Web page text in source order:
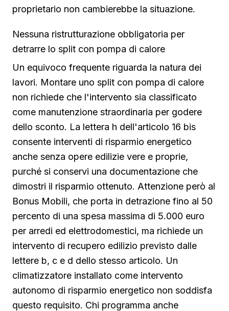
proprietario non cambierebbe la situazione.
Nessuna ristrutturazione obbligatoria per
detrarre lo split con pompa di calore
Un equivoco frequente riguarda la natura dei
lavori. Montare uno split con pompa di calore
non richiede che l'intervento sia classificato
come manutenzione straordinaria per godere
dello sconto. La lettera h dell'articolo 16 bis
consente interventi di risparmio energetico
anche senza opere edilizie vere e proprie,
purché si conservi una documentazione che
dimostri il risparmio ottenuto. Attenzione però al
Bonus Mobili, che porta in detrazione fino al 50
percento di una spesa massima di 5.000 euro
per arredi ed elettrodomestici, ma richiede un
intervento di recupero edilizio previsto dalle
lettere b, c e d dello stesso articolo. Un
climatizzatore installato come intervento
autonomo di risparmio energetico non soddisfa
questo requisito. Chi programma anche